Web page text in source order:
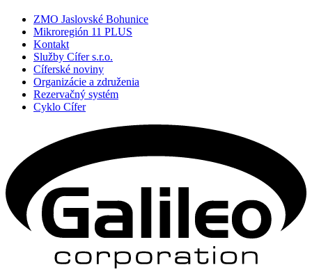
ZMO Jaslovské Bohunice
Mikroregión 11 PLUS
Kontakt
Služby Cífer s.r.o.
Cíferské noviny
Organizácie a združenia
Rezervačný systém
Cyklo Cífer